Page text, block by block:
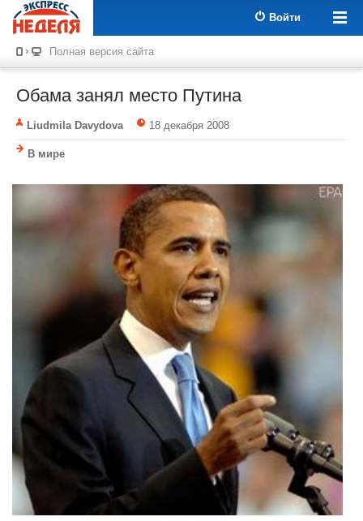
Войти
Полная версия сайта
Обама занял место Путина
Liudmila Davydova 18 декабря 2008
В мире